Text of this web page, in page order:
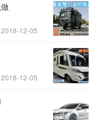
2018-12-05
2018-12-05